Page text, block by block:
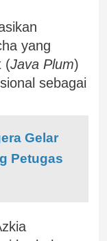
yang
(Java Plum)
sebagai
Gelar
Petugas